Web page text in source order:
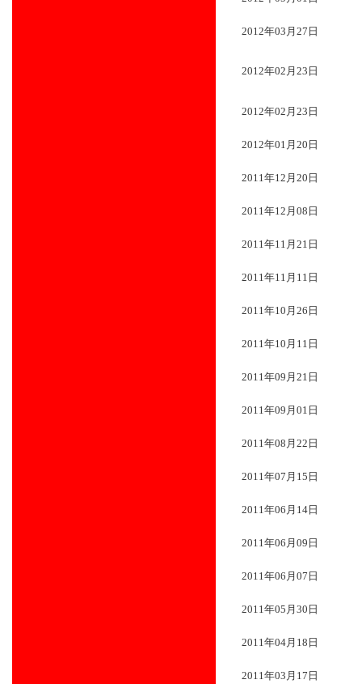
2012年03月27日
2012年02月23日
2012年02月23日
2012年01月20日
2011年12月20日
2011年12月08日
2011年11月21日
2011年11月11日
2011年10月26日
2011年10月11日
2011年09月21日
2011年09月01日
2011年08月22日
2011年07月15日
2011年06月14日
2011年06月09日
2011年06月07日
2011年05月30日
2011年04月18日
2011年03月17日